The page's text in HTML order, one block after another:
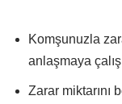
Komşunuzla
anlaşmaya
Zarar miktarını